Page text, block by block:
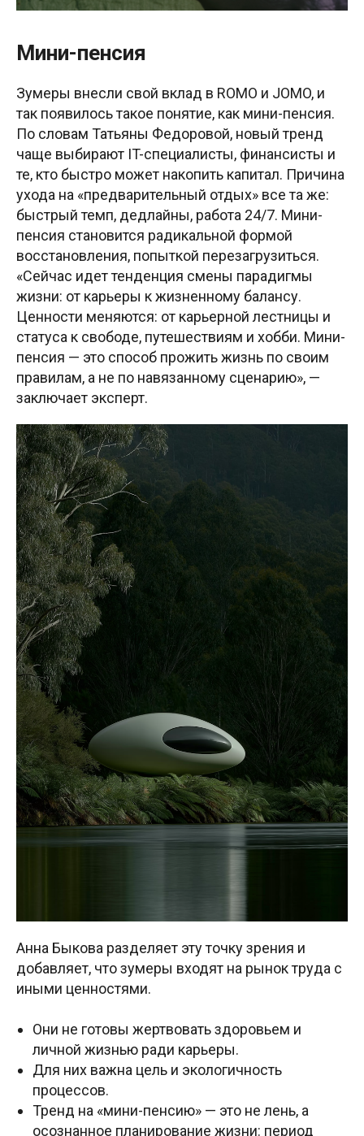
Мини-пенсия
Зумеры внесли свой вклад в ROMO и JOMO, и
так появилось такое понятие, как мини-пенсия.
По словам Татьяны Федоровой, новый тренд
чаще выбирают IT-специалисты, финансисты и
те, кто быстро может накопить капитал. Причина
ухода на «предварительный отдых» все та же:
быстрый темп, дедлайны, работа 24/7. Мини-
пенсия становится радикальной формой
восстановления, попыткой перезагрузиться.
«Сейчас идет тенденция смены парадигмы
жизни: от карьеры к жизненному балансу.
Ценности меняются: от карьерной лестницы и
статуса к свободе, путешествиям и хобби. Мини-
пенсия — это способ прожить жизнь по своим
правилам, а не по навязанному сценарию», —
заключает эксперт.
Анна Быкова разделяет эту точку зрения и
добавляет, что зумеры входят на рынок труда с
иными ценностями.
Они не готовы жертвовать здоровьем и
личной жизнью ради карьеры.
Для них важна цель и экологичность
процессов.
Тренд на «мини-пенсию» — это не лень, а
осознанное планирование жизни: период